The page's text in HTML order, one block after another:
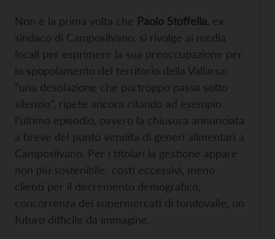
Non è la prima volta che Paolo Stoffella , ex
sindaco di Camposilvano, si rivolge ai media
locali per esprimere la sua preoccupazione per
lo spopolamento del territorio della Vallarsa:
“una desolazione che purtroppo passa sotto
silenzio”, ripete ancora citando ad esempio
l’ultimo episodio, ovvero la chiusura annunciata
a breve del punto vendita di generi alimentari a
Camposilvano. Per i titolari la gestione appare
non più sostenibile: costi eccessivi, meno
clienti per il decremento demografico,
concorrenza dei supermercati di fondovalle, un
futuro difficile da immagine.